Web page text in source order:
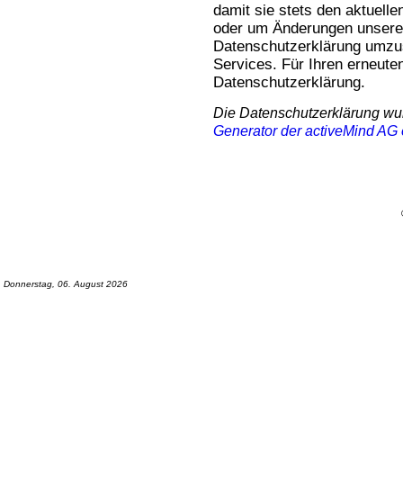
damit sie stets den
oder um Änderungen
Datenschutzerklärung
Services. Für Ihren
Datenschutzerklärung.
Die Datenschutzerklärung
Generator der activeMind AG
Donnerstag, 06. August 2026